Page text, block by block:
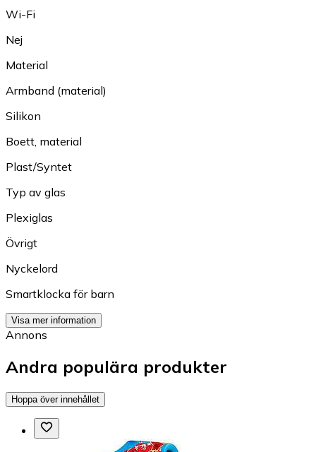
Wi-Fi
Nej
Material
Armband (material)
Silikon
Boett, material
Plast/Syntet
Typ av glas
Plexiglas
Övrigt
Nyckelord
Smartklocka för barn
Visa mer information
Annons
Andra populära produkter
Hoppa över innehållet